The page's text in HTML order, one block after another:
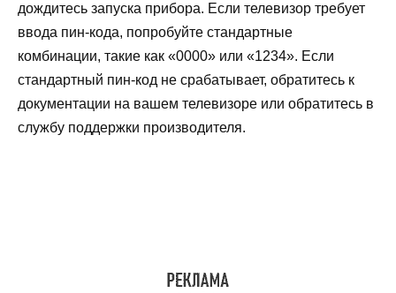
дождитесь запуска прибора. Если телевизор требует
ввода пин-кода, попробуйте стандартные
комбинации, такие как «0000» или «1234». Если
стандартный пин-код не срабатывает, обратитесь к
документации на вашем телевизоре или обратитесь в
службу поддержки производителя.